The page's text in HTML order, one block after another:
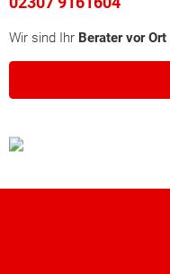
Wir sind Ihr Berater vor Ort